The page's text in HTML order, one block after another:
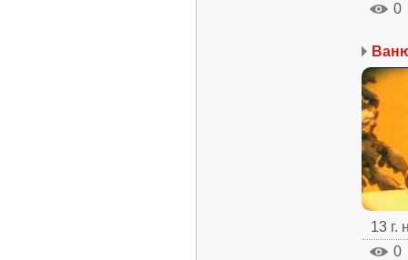
0
13 г.
0